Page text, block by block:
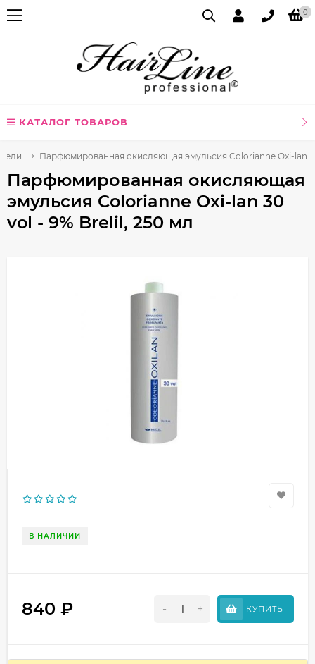
0
КАТАЛОГ ТОВАРОВ
Парфюмированная окисляющая эмульсия Colorianne Oxi-lan
Парфюмированная окисляющая
эмульсия Colorianne Oxi-lan 30
vol - 9% Brelil, 250 мл
В НАЛИЧИИ
840 ₽ - + КУПИТЬ